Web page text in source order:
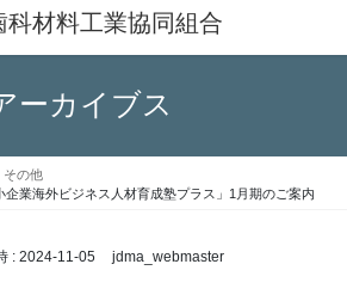
科材料工業協同組合
ーカイブス
その他
企業海外ビジネス人材育成塾プラス」1月期のご案内
: 2024-11-05 jdma_webmaster